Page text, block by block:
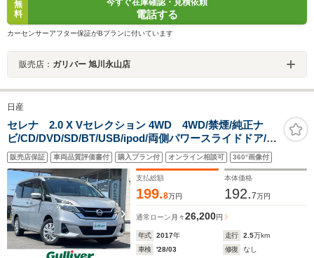
無
料
電話する
カーセンサーアフター保証がBプランに付いています
販売店： ガリバー 旭川永山店
日産
セレナ 2.0 X Vセレクション 4WD 4WD/禁煙/純正ナ
ビ/CD/DVD/SD/BT/USB/ipod/両側パワースライドドア/ハ
ンズフリーパワースライドドア/パーキングアシスト/アラ
ウンドビューモニター/ドライブレコーダ―
販売店保証 車両品質評価書付 購入プラン付 オンライン相談可 360°画像付
支払総額
199.8万円
本体価格
192.7万円
通常ローン 月々26,200円
年式 2017年 走行 2.5万km
車検
'28/03 修復
なし